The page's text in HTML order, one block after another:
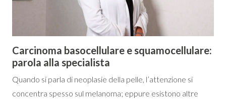
Carcinoma basocellulare e squamocellulare:
parola alla specialista
Quando si parla di neoplasie della pelle, l’attenzione si
concentra spesso sul melanoma; eppure esistono altre